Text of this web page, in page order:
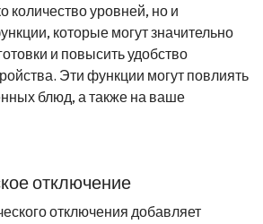
количество уровней, но и
которые могут значительно
и повысить удобство
Эти функции могут повлиять
блюд, а также на ваше
отключение
отключения добавляет